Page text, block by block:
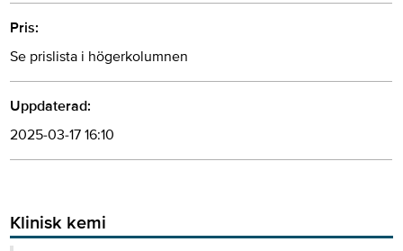
Pris:
Se prislista i högerkolumnen
Uppdaterad:
2025-03-17 16:10
Klinisk kemi